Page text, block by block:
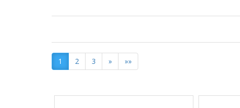
1 2 3 » »»
Αποτελέσματα